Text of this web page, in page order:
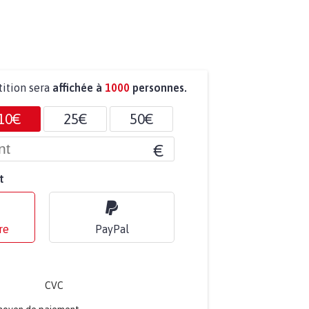
sera affichée à 1000 personnes.
25€ 50€
€
PayPal
CVC